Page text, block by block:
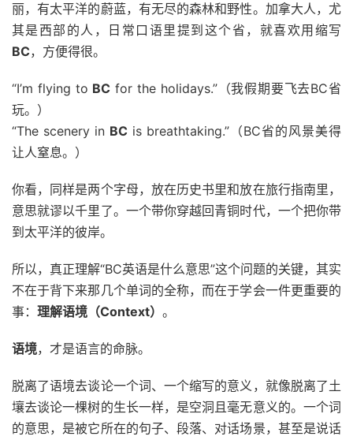
丽，有太平洋的蔚蓝，有无尽的森林和野性。加拿大人，尤
其是西部的人，日常口语里提到这个省，就喜欢用缩写
BC，方便得很。
“I’m flying to BC for the holidays.”（我假期要飞去BC省
玩。）
“The scenery in BC is breathtaking.”（BC省的风景美得
让人窒息。）
你看，同样是两个字母，放在历史书里和放在旅行指南里，
意思就谬以千里了。一个带你穿越回青铜时代，一个把你带
到太平洋的彼岸。
所以，真正理解“BC英语是什么意思”这个问题的关键，其实
不在于背下来那几个单词的全称，而在于学会一件更重要的
事： 理解语境（Context） 。
语境，才是语言的命脉。
脱离了语境去谈论一个词、一个缩写的意义，就像脱离了土
壤去谈论一棵树的生长一样，是空洞且毫无意义的。一个词
的意思，是被它所在的句子、段落、对话场景，甚至是说话